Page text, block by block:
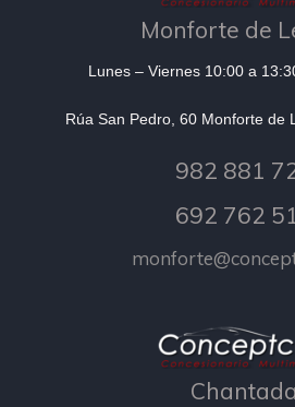
Monforte de
Lunes – Viernes 10:00 a
Rúa San Pedro, 60 Monforte de
982 881
692 762
Chantada